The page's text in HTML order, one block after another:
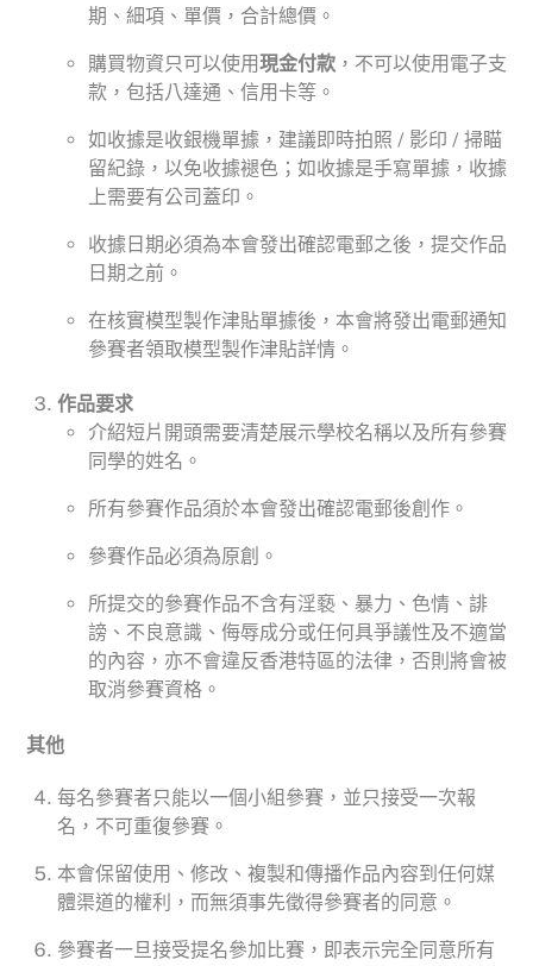
期、細項、單價，合計總價。
購買物資只可以使用現金付款，不可以使用電子支
款，包括八達通、信用卡等。
如收據是收銀機單據，建議即時拍照 / 影印 / 掃瞄
留紀錄，以免收據褪色；如收據是手寫單據，收據
上需要有公司蓋印。
收據日期必須為本會發出確認電郵之後，提交作品
日期之前。
在核實模型製作津貼單據後，本會將發出電郵通知
參賽者領取模型製作津貼詳情。
作品要求
介紹短片開頭需要清楚展示學校名稱以及所有參賽
同學的姓名。
所有參賽作品須於本會發出確認電郵後創作。
參賽作品必須為原創。
所提交的參賽作品不含有淫褻、暴力、色情、誹
謗、不良意識、侮辱成分或任何具爭議性及不適當
的內容，亦不會違反香港特區的法律，否則將會被
取消參賽資格。
其他
每名參賽者只能以一個小組參賽，並只接受一次報
名，不可重復參賽。
本會保留使用、修改、複製和傳播作品內容到任何媒
體渠道的權利，而無須事先徵得參賽者的同意。
參賽者一旦接受提名參加比賽，即表示完全同意所有